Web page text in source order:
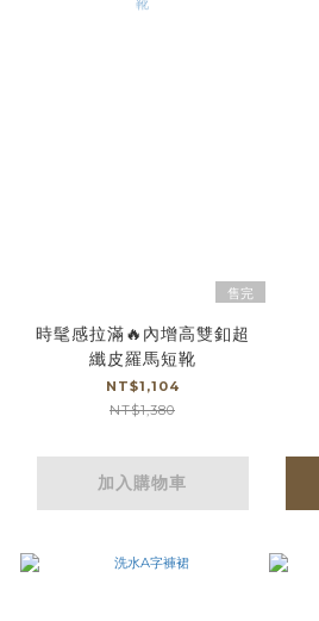
售完
時髦感拉滿🔥內增高雙釦超
纖皮羅馬短靴
NT$1,104
NT$1,380
加入購物車